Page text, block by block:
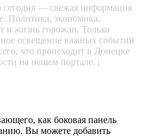
сегодня — свежая информация
Политика, экономика,
и жизнь горожан. Только
освещение важных событий
что происходит в Донецке
на нашем портале. |
как боковая панель
Вы можете добавить